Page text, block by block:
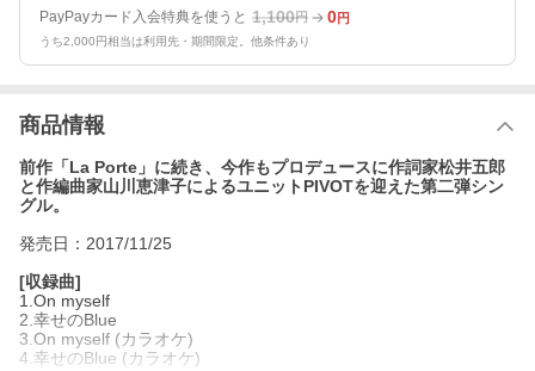
PayPayカード入会特典を使うと 1,100円 0円
うち2,000円相当は利用先・期間限定。他条件あり
商品情報
前作「La Porte」に続き、今作もプロデュースに作詞家松井五郎
と作編曲家山川恵津子によるユニットPIVOTを迎えた第二弾シン
グル。
発売日：2017/11/25
[収録曲]
1.On myself
2.幸せのBlue
3.On myself (カラオケ)
4.幸せのBlue (カラオケ)